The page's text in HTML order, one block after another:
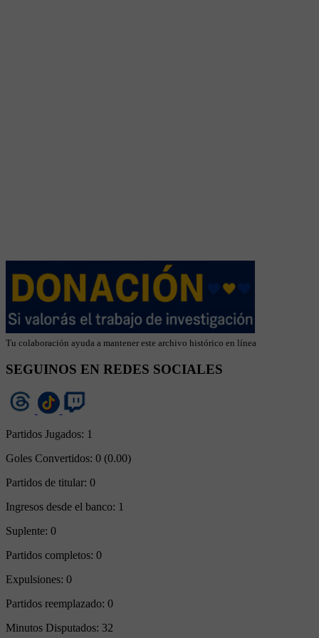
Tu colaboración ayuda a mantener este archivo histórico en línea
SEGUINOS EN REDES SOCIALES
Partidos Jugados: 1
Goles Convertidos: 0 (0.00)
Partidos de titular: 0
Ingresos desde el banco: 1
Suplente: 0
Partidos completos: 0
Expulsiones: 0
Partidos reemplazado: 0
Minutos Disputados: 32